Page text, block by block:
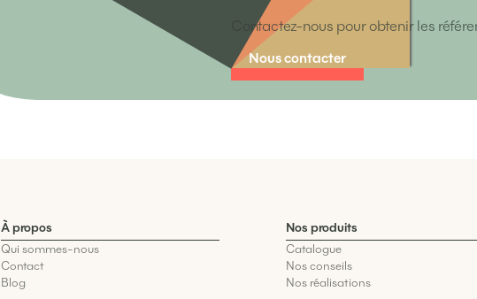
Contactez-nous pour obtenir les
Nous contacter
À propos
Qui sommes-nous
Contact
Blog
Nos produits
Catalogue
Nos conseils
Nos réalisations